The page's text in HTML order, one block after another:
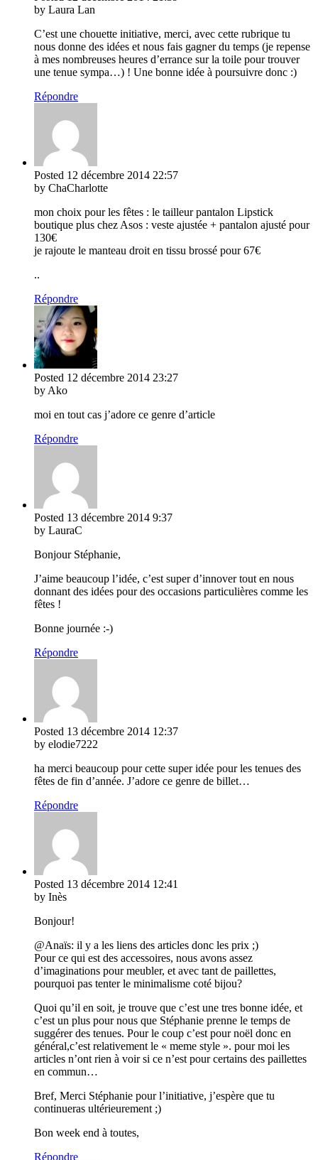
by Laura Lan
C’est une chouette initiative, merci, avec cette rubrique tu
nous donne des idées et nous fais gagner du temps (je repense
à mes nombreuses heures d’errance sur la toile pour trouver
une tenue sympa…) ! Une bonne idée à poursuivre donc :)
Répondre
Posted 12 décembre 2014 22:57
by ChaCharlotte
mon choix pour les fêtes : le tailleur pantalon Lipstick
boutique plus chez Asos : veste ajustée + pantalon ajusté pour
130€
je rajoute le manteau droit en tissu brossé pour 67€
..
Répondre
Posted 12 décembre 2014 23:27
by Ako
moi en tout cas j’adore ce genre d’article
Répondre
Posted 13 décembre 2014 9:37
by LauraC
Bonjour Stéphanie,
J’aime beaucoup l’idée, c’est super d’innover tout en nous
donnant des idées pour des occasions particulières comme les
fêtes !
Bonne journée :-)
Répondre
Posted 13 décembre 2014 12:37
by elodie7222
ha merci beaucoup pour cette super idée pour les tenues des
fêtes de fin d’année. J’adore ce genre de billet…
Répondre
Posted 13 décembre 2014 12:41
by Inès
Bonjour!
@Anaïs: il y a les liens des articles donc les prix ;)
Pour ce qui est des accessoires, nous avons assez
d’imaginations pour meubler, et avec tant de paillettes,
pourquoi pas tenter le minimalisme coté bijou?
Quoi qu’il en soit, je trouve que c’est une tres bonne idée, et
c’est un plus pour nous que Stéphanie prenne le temps de
suggérer des tenues. Pour le coup c’est pour noël donc en
général,c’est relativement le « meme style ». pour moi les
articles n’ont rien à voir si ce n’est pour certains des paillettes
en commun…
Bref, Merci Stéphanie pour l’initiative, j’espère que tu
continueras ultérieurement ;)
Bon week end à toutes,
Répondre